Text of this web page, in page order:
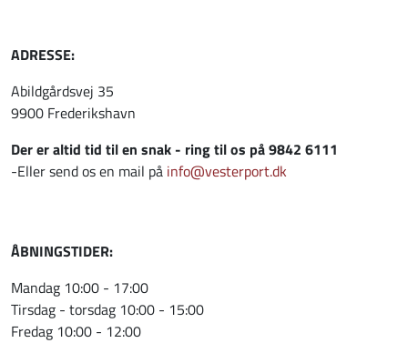
ADRESSE:
Abildgårdsvej 35
9900 Frederikshavn
Der er altid tid til en snak - ring til os på 9842 6111
-Eller send os en mail på info@vesterport.dk
ÅBNINGSTIDER:
Mandag 10:00 - 17:00
Tirsdag - torsdag 10:00 - 15:00
Fredag 10:00 - 12:00